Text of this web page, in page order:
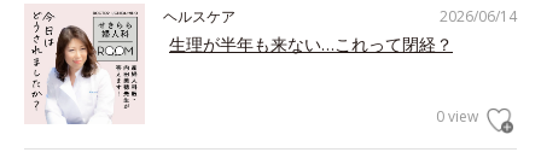
2026/06/14
ヘルスケア
生理が半年も来ない…これって閉経？
0 view